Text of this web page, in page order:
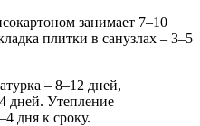
занимает 7–10
плитки в санузлах – 3–5
– 8–12 дней,
дней. Утепление
дня к сроку.